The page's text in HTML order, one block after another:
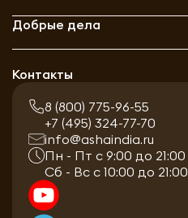
Добрые дела
Контакты
8 (800) 775-96-55
+7 (495) 324-77-70
info@ashaindia.ru
Пн - Пт с 9:00 до 21:00
Сб - Вс с 10:00 до 21:00